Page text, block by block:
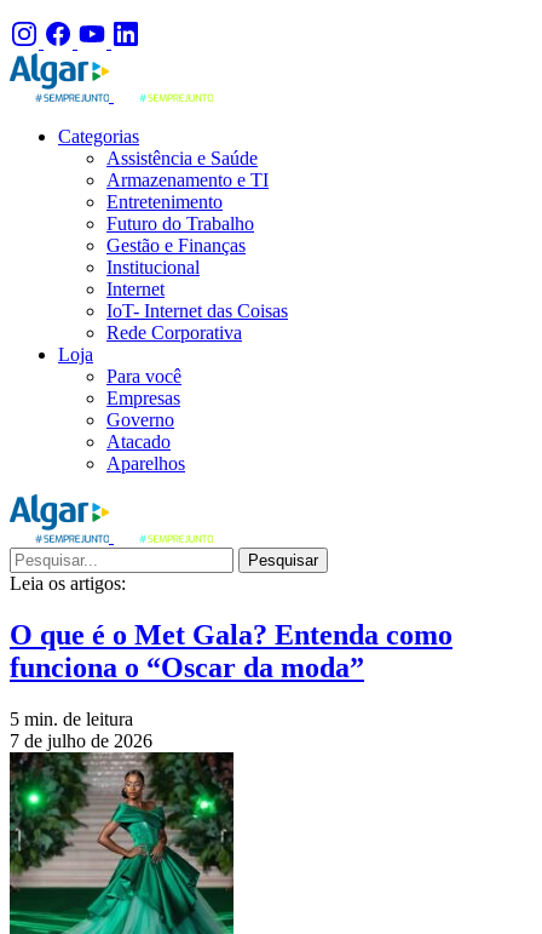
Categorias
Assistência e Saúde
Armazenamento e TI
Entretenimento
Futuro do Trabalho
Gestão e Finanças
Institucional
Internet
IoT- Internet das Coisas
Rede Corporativa
Loja
Para você
Empresas
Governo
Atacado
Aparelhos
Pesquisar
Leia os artigos:
O que é o Met Gala? Entenda como
funciona o “Oscar da moda”
5 min. de leitura
7 de julho de 2026